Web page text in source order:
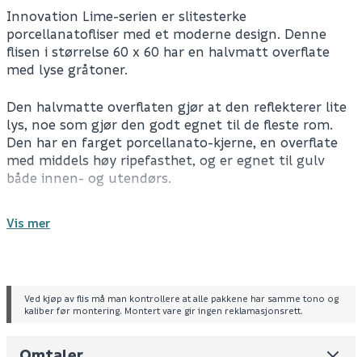
Innovation Lime-serien er slitesterke
porcellanatofliser med et moderne design. Denne
flisen i størrelse 60 x 60 har en halvmatt overflate
med lyse gråtoner.
Den halvmatte overflaten gjør at den reflekterer lite
lys, noe som gjør den godt egnet til de fleste rom.
Den har en farget porcellanato-kjerne, en overflate
med middels høy ripefasthet, og er egnet til gulv
både innen- og utendørs.
For informasjon om drift og vedlikehold, se FDV-
dokument.
Type: porcellanato
Vis mer
Ved kjøp av flis må man kontrollere at alle pakkene har samme tono og
kaliber før montering. Montert vare gir ingen reklamasjonsrett.